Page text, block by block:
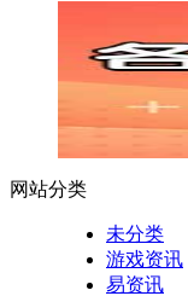
网站分类
未分类
游戏资讯
易资讯